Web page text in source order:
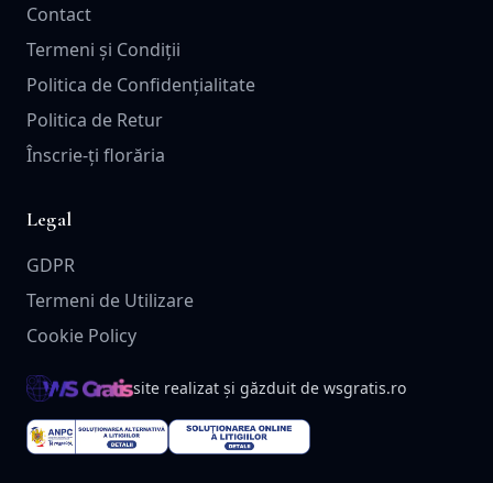
Contact
Termeni și Condiții
Politica de Confidențialitate
Politica de Retur
Înscrie-ți florăria
Legal
GDPR
Termeni de Utilizare
Cookie Policy
site realizat și găzduit de wsgratis.ro